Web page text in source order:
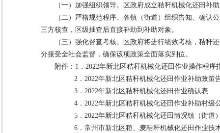
（一）加强组织领导。区政府成立秸秆机械化还田补
（二）严格规范程序。各镇（街道）组织告知、确
三方核查，区级抽查后直接补助到补助对象。
（三）强化督查考核。区政府将进行绩效考核，秸
分接受全社会监督，确保该项政策全面落实到位。
附件：1． 2022年新北区秸秆机械化还田作业操作程序
2． 2022年新北区秸秆机械化还田作业补助政策
3． 2022年新北区秸秆机械化还田作业确认表
4． 2022年新北区秸秆机械化还田作业补助村级
5． 2022年新北区秸秆机械化还田情况镇（街道
6． 常州市新北区稻、麦秸秆机械化还田作业技